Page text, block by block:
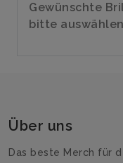
Gewünschte
bitte auswählen
Über uns
Das beste Merch für